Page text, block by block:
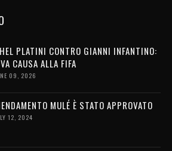
PLATINI CONTRO GIANNI INFANTINO:
CAUSA ALLA FIFA
09, 2026
MULÉ È STATO APPROVATO
12, 2024